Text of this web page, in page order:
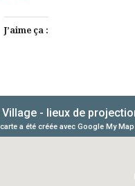
J’aime ça :
AlloCiné